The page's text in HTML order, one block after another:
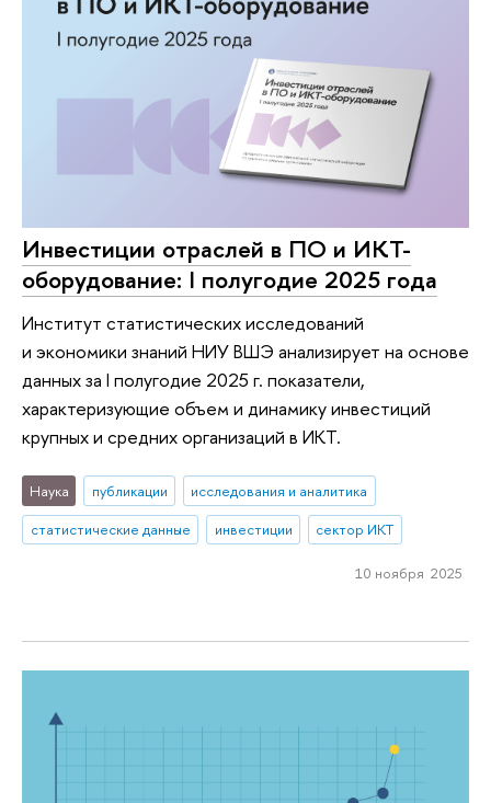
Инвестиции отраслей в ПО и ИКТ-
оборудование: I полугодие 2025 года
Институт статистических исследований
и экономики знаний НИУ ВШЭ анализирует на основе
данных за I полугодие 2025 г. показатели,
характеризующие объем и динамику инвестиций
крупных и средних организаций в ИКТ.
Наука публикации
исследования и аналитика
статистические данные
инвестиции сектор ИКТ
10 ноября 2025